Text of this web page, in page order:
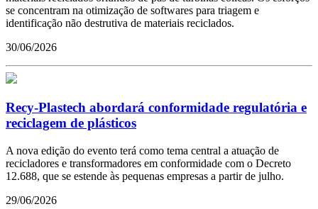
se concentram na otimização de softwares para triagem e
identificação não destrutiva de materiais reciclados.
30/06/2026
Recy-Plastech abordará conformidade regulatória e
reciclagem de plásticos
A nova edição do evento terá como tema central a atuação de
recicladores e transformadores em conformidade com o Decreto
12.688, que se estende às pequenas empresas a partir de julho.
29/06/2026